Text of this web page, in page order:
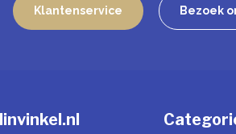
Klantenservice Bezoek